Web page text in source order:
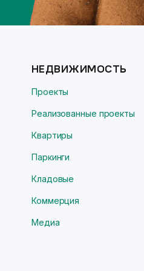
НЕДВИЖИМОСТЬ
Проекты
Реализованные проекты
Квартиры
Паркинги
Кладовые
Коммерция
Медиа